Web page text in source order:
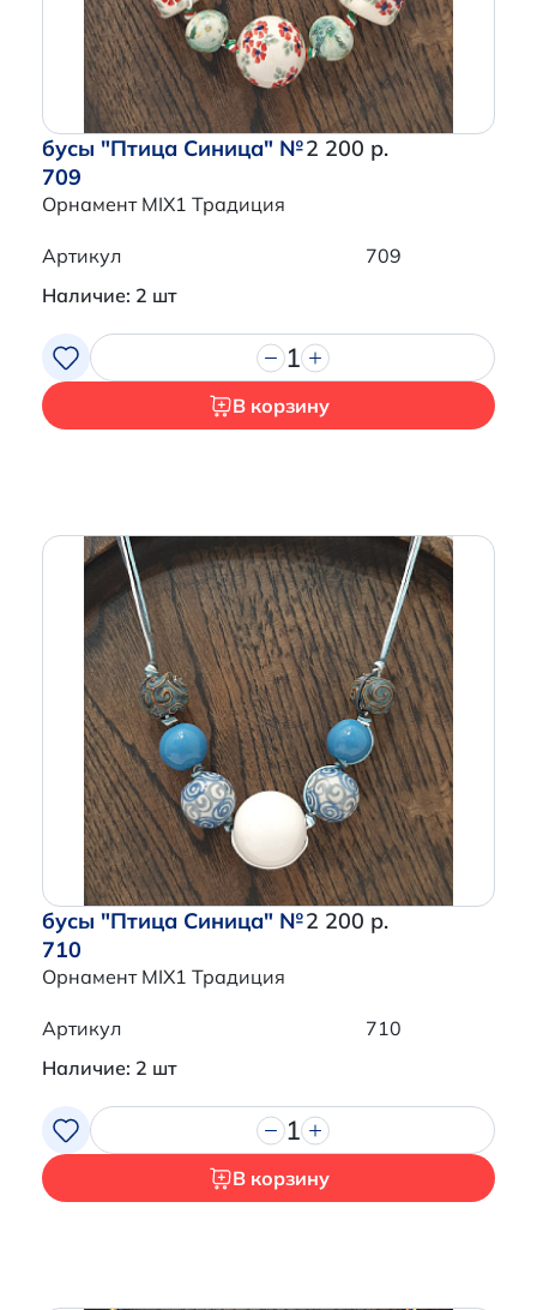
Итого:
Продолжить покупки
Перейти в корзину
бусы "Птица Синица" №
709
Орнамент MIX1 Традиция
2 200 р.
Артикул
709
Наличие: 2 шт
1
В корзину
бусы "Птица Синица" №
710
Орнамент MIX1 Традиция
2 200 р.
Артикул
710
Наличие: 2 шт
1
В корзину